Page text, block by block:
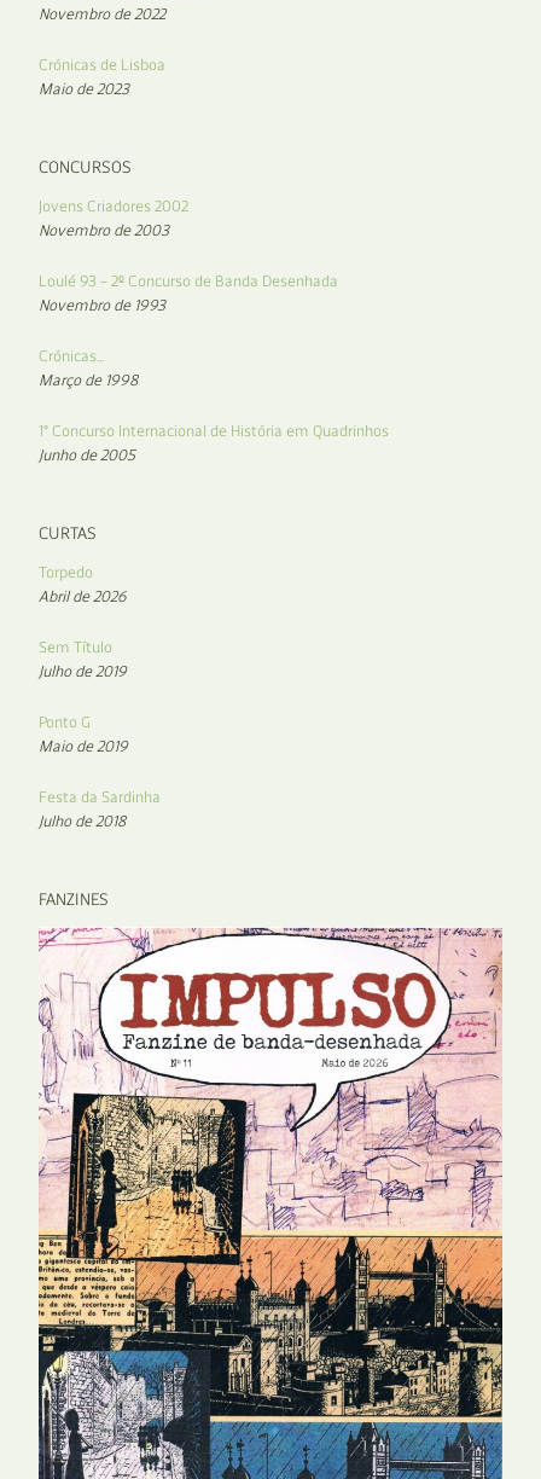
Novembro de 2022
Crónicas de Lisboa
Maio de 2023
CONCURSOS
Jovens Criadores 2002
Novembro de 2003
Loulé 93 – 2º Concurso de Banda Desenhada
Novembro de 1993
Crónicas…
Março de 1998
1° Concurso Internacional de História em Quadrinhos
Junho de 2005
CURTAS
Torpedo
Abril de 2026
Sem Título
Julho de 2019
Ponto G
Maio de 2019
Festa da Sardinha
Julho de 2018
FANZINES